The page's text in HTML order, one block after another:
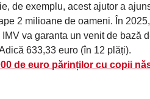
de exemplu, acest ajutor a
2 milioane de oameni. În
va garanta un venit de bază
633,33 euro (în 12 plăți).
de euro părinților cu copii